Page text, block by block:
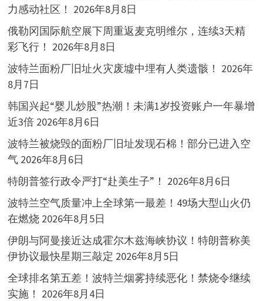
力感动社区！ 2026年8月8日
俄勒冈国际航空展下周重返麦克明维尔，连续3天精
彩飞行！ 2026年8月8日
波特兰面粉厂旧址火灾废墟中埋有人类遗骸！ 2026年
8月7日
韩国兴起“婴儿炒股”热潮！未满1岁投资账户一年暴增
近3倍 2026年8月6日
波特兰被烧毁的面粉厂旧址发现石棉！部分已进入空
气 2026年8月6日
特朗普签行政令严打“赴美生子”！ 2026年8月6日
波特兰空气质量冲上全球第一最差！49场大型山火仍
在燃烧 2026年8月5日
伊朗与阿曼接近达成霍尔木兹海峡协议！特朗普称美
伊协议最快星期三敲定 2026年8月5日
全球排名第五差！波特兰烟雾持续恶化！禁烧令继续
实施！ 2026年8月4日